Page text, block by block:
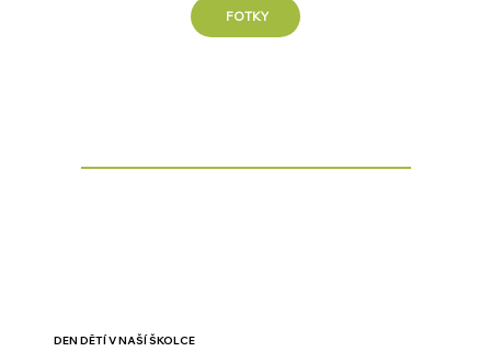
FOTKY
DEN DĚTÍ V NAŠÍ ŠKOLCE